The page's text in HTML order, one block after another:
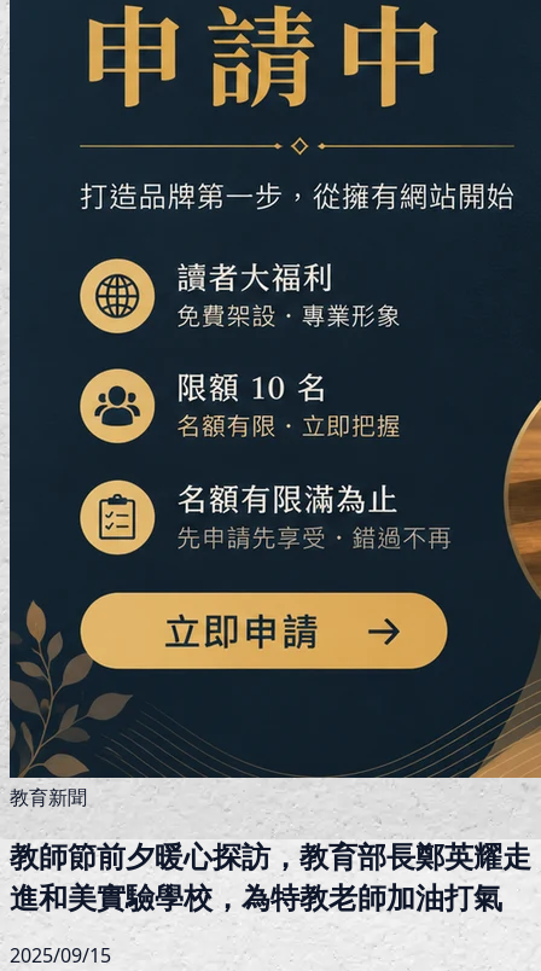
教育新聞
教師節前夕暖心探訪，教育部長鄭英耀走
進和美實驗學校，為特教老師加油打氣
2025/09/15